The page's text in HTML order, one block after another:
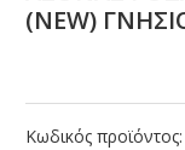
(ΝΕW)
Κωδικός προϊόντος: